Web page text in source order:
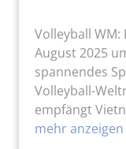
Volleyball
August 2025
spannendes
Volleyball-
empfängt
mehr anzeigen